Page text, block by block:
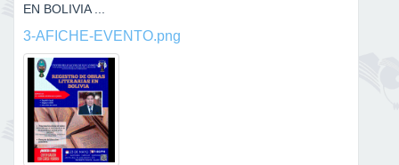
EN BOLIVIA ...
3-AFICHE-EVENTO.png